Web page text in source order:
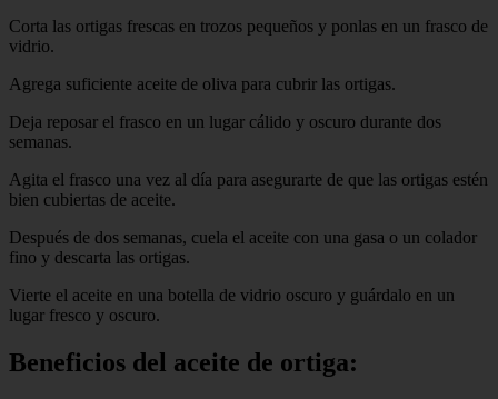
Corta las ortigas frescas en trozos pequeños y ponlas en un frasco de
vidrio.
Agrega suficiente aceite de oliva para cubrir las ortigas.
Deja reposar el frasco en un lugar cálido y oscuro durante dos
semanas.
Agita el frasco una vez al día para asegurarte de que las ortigas estén
bien cubiertas de aceite.
Después de dos semanas, cuela el aceite con una gasa o un colador
fino y descarta las ortigas.
Vierte el aceite en una botella de vidrio oscuro y guárdalo en un
lugar fresco y oscuro.
Beneficios del aceite de ortiga: